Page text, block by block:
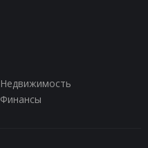
Недвижимость
Финансы